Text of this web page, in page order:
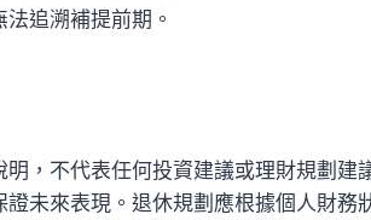
追溯補提前期。
，不代表任何投資建議或理財規劃建
未來表現。退休規劃應根據個人財務